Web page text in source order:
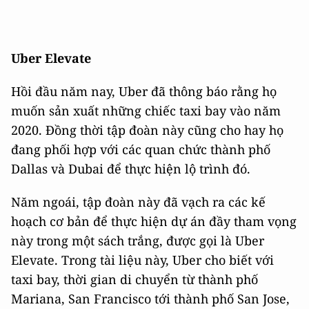
Uber Elevate
Hồi đầu năm nay, Uber đã thông báo rằng họ
muốn sản xuất những chiếc taxi bay vào năm
2020. Đồng thời tập đoàn này cũng cho hay họ
đang phối hợp với các quan chức thành phố
Dallas và Dubai để thực hiện lộ trình đó.
Năm ngoái, tập đoàn này đã vạch ra các kế
hoạch cơ bản để thực hiện dự án đầy tham vọng
này trong một sách trắng, được gọi là Uber
Elevate. Trong tài liệu này, Uber cho biết với
taxi bay, thời gian di chuyển từ thành phố
Mariana, San Francisco tới thành phố San Jose,